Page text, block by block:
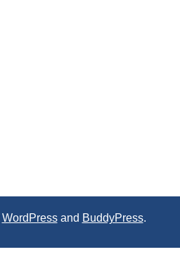
WordPressand BuddyPress.